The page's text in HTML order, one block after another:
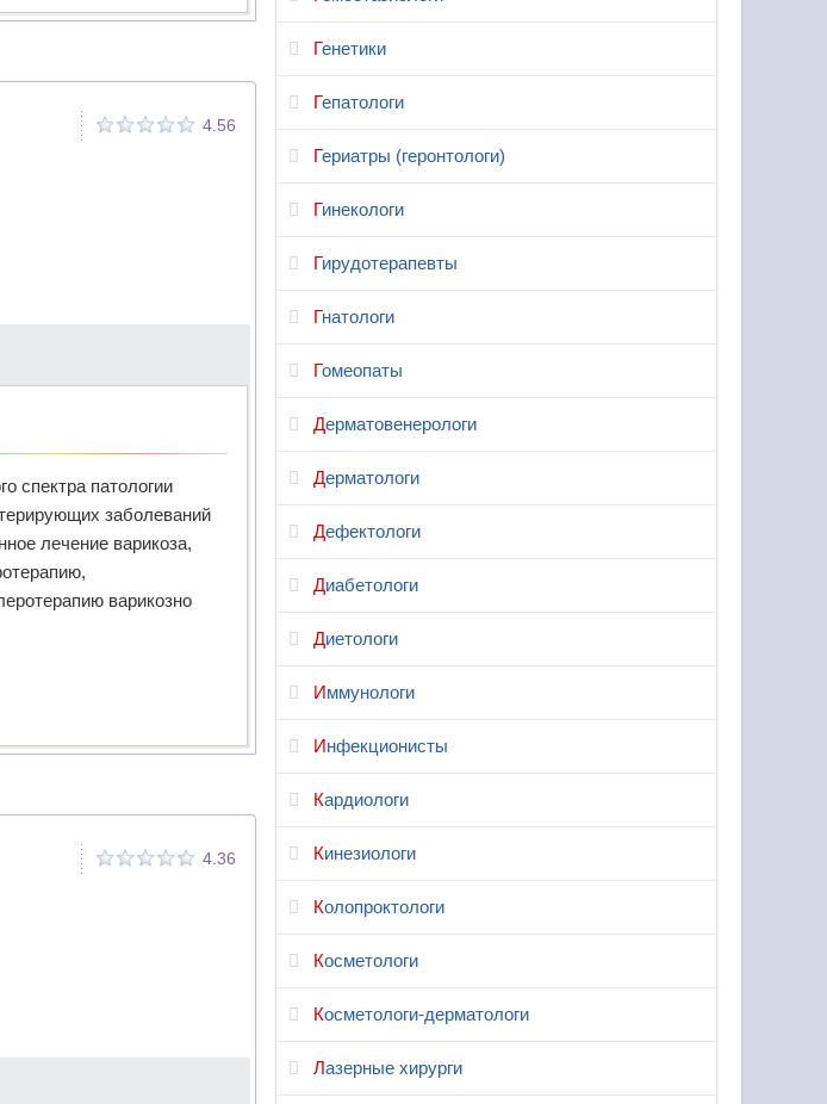
4.56
спектра патологии
заболеваний
лечение варикоза,
варикозно
4.36
Генетики
Гепатологи
Гериатры (геронтологи)
Гинекологи
Гирудотерапевты
Гнатологи
Гомеопаты
Дерматовенерологи
Дерматологи
Дефектологи
Диабетологи
Диетологи
Иммунологи
Инфекционисты
Кардиологи
Кинезиологи
Колопроктологи
Косметологи
Косметологи-дерматологи
Лазерные хирурги